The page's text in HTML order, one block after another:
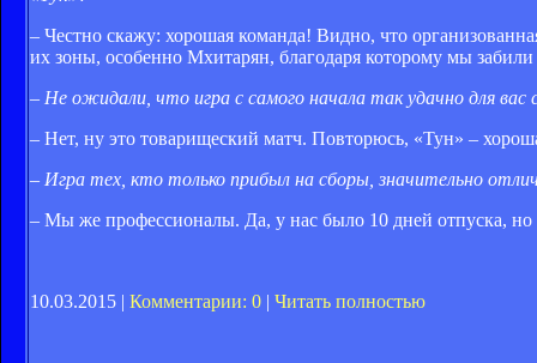
– Честно скажу: хорошая команда! Видно, что
их зоны, особенно Мхитарян, благодаря которому мы
– Не ожидали, что игра с самого начала так удачно для
– Нет, ну это товарищеский матч. Повторюсь, «Тун» –
– Игра тех, кто только прибыл на сборы, значительно
– Мы же профессионалы. Да, у нас было 10 дней отпуска,
10.03.2015 | Комментарии: 0 Читать полностью